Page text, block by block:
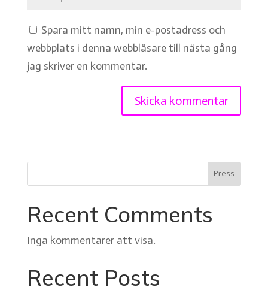
Spara mitt namn, min e-postadress och
webbplats i denna webbläsare till nästa gång
jag skriver en kommentar.
Press
Recent Comments
Inga kommentarer att visa.
Recent Posts